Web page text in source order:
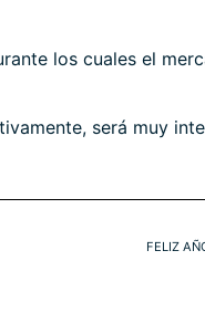
los cuales el
será muy
FELIZ